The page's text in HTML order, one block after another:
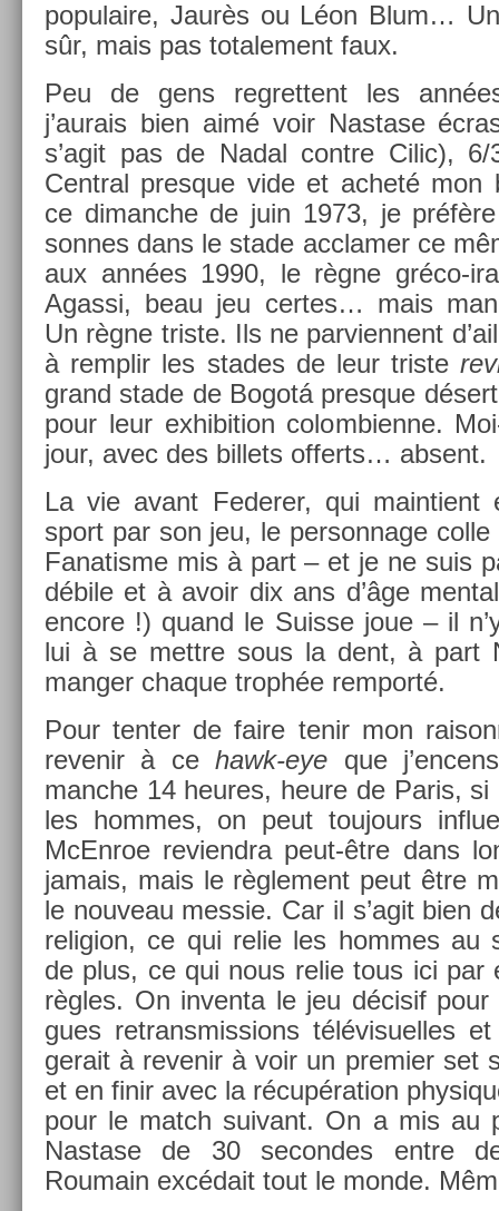
populaire, Jaurès ou Léon Blum…
sûr, mais pas totale­ment faux.
Peu de gens re­gret­tent les
j’aurais bien aimé voir Nas­tase
s’agit pas de Nadal con­tre Cilic),
Centr­al pre­sque vide et acheté mon
ce di­manche de juin 1973, je
son­nes dans le stade acclam­er ce
aux années 1990, le règne gréco-
Agassi, beau jeu cer­tes… mais
Un règne tri­ste. Ils ne par­vien­nent
à re­mplir les stades de leur tri­ste
grand stade de Bogotá pre­sque
pour leur ex­hibi­tion col­om­bien­ne.
jour, avec des bi­llets of­ferts… ab­sent.
La vie avant Feder­er, qui main­tient
sport par son jeu, le per­son­nage colle
Fanatis­me mis à part – et je ne suis
débile et à avoir dix ans d’âge
en­core !) quand le Suis­se joue – il
lui à se mettre sous la dent, à part
man­g­er chaque trophée re­mporté.
Pour tent­er de faire tenir mon
re­venir à cehawk-eye que
manche 14 heures, heure de Paris, si
les hom­mes, on peut toujours
McEn­roe re­viendra peut-être dans
jamais, mais le règle­ment peut être
le nouveau mes­sie. Car il s’agit bien
re­lig­ion, ce qui relie les hom­mes au
de plus, ce qui nous relie tous ici par
règles. On in­ven­ta le jeu décisif
gues re­transmiss­ions télévisuel­les
gerait à re­venir à voir un pre­mi­er set
et en finir avec la récupéra­tion
pour le match suivant. On a mis au
Nastase de 30 secon­des entre
Roumain excédait tout le monde.